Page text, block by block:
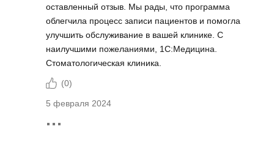
оставленный отзыв. Мы рады, что программа
облегчила процесс записи пациентов и помогла
улучшить обслуживание в вашей клинике. С
наилучшими пожеланиями, 1С:Медицина.
Стоматологическая клиника.
(0)
5 февраля 2024